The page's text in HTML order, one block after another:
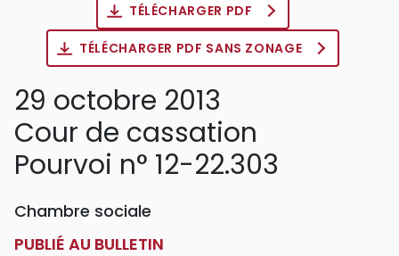
TÉLÉCHARGER PDF
TÉLÉCHARGER PDF SANS ZONAGE
29 octobre 2013
Cour de cassation
Pourvoi n° 12-22.303
Chambre sociale
PUBLIÉ AU BULLETIN